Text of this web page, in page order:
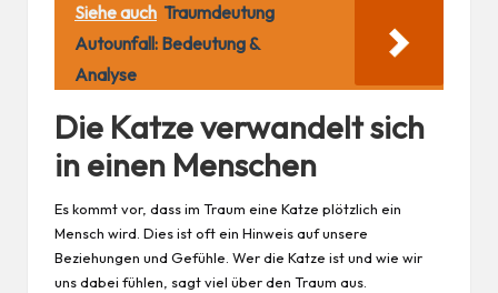
Siehe auch Traumdeutung
Autounfall: Bedeutung &
Analyse
Die Katze verwandelt sich
in einen Menschen
Es kommt vor, dass im Traum eine Katze plötzlich ein
Mensch wird. Dies ist oft ein Hinweis auf unsere
Beziehungen und Gefühle. Wer die Katze ist und wie wir
uns dabei fühlen, sagt viel über den Traum aus.